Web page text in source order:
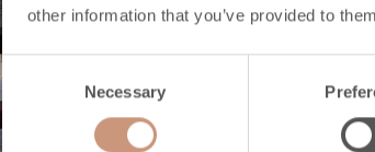
other information that you’ve provided to
Consent
Necessary